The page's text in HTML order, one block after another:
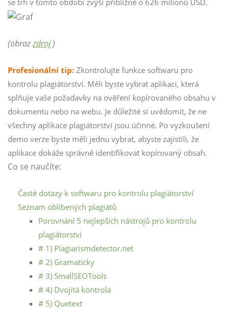
se trh v tomto období zvýší přibližně o 626 milionů USD.
(obrazzdroj)
Profesionální tip: Zkontrolujte funkce softwaru pro
kontrolu plagiátorství. Měli byste vybrat aplikaci, která
splňuje vaše požadavky na ověření kopírovaného obsahu v
dokumentu nebo na webu. Je důležité si uvědomit, že ne
všechny aplikace plagiátorství jsou účinné. Po vyzkoušení
demo verze byste měli jednu vybrat, abyste zajistili, že
aplikace dokáže správně identifikovat kopírovaný obsah.
Co se naučíte:
Časté dotazy k softwaru pro kontrolu plagiátorství
Seznam oblíbených plagiátů
Porovnání 5 nejlepších nástrojů pro kontrolu
plagiátorství
# 1) Plagiarismdetector.net
# 2) Gramaticky
# 3) SmallSEOTools
# 4) Dvojitá kontrola
# 5) Quetext